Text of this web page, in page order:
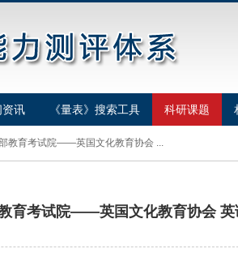
资讯 《量表》搜索工具 科研课题
教育考试院——英国文化教育协会 ...
育考试院——英国文化教育协会 英